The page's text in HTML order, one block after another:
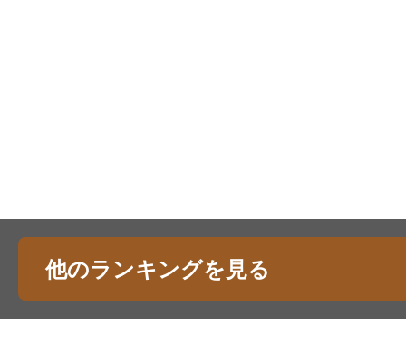
他のランキングを見る